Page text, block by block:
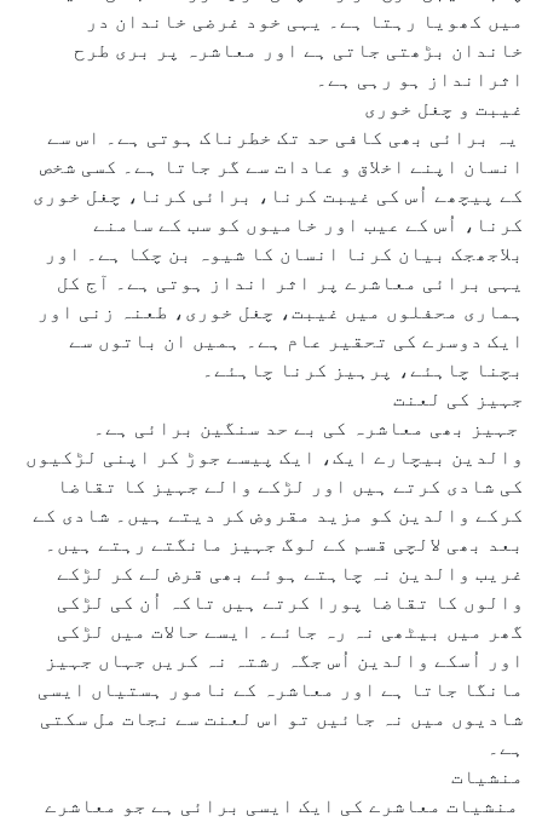
میں کھویا رہتا ہے۔ یہی خود غرضی خاندان در
خاندان بڑھتی جاتی ہے اور معاشرہ پر بری طرح
اثرانداز ہو رہی ہے۔
غیبت و چغل خوری
یہ برائی بھی کافی حد تک خطرناک ہوتی ہے۔ اس سے
انسان اپنے اخلاق و عادات سے گر جاتا ہے۔ کسی شخص
کے پیچھے اُس کی غیبت کرنا، برائی کرنا، چغل خوری
کرنا، اُس کے عیب اور خامیوں کو سب کے سامنے
بلاجھجک بیان کرنا انسان کا شیوہ بن چکا ہے۔ اور
یہی برائی معاشرے پر اثر انداز ہوتی ہے۔ آج کل
ہماری محفلوں میں غیبت، چغل خوری، طعنہ زنی اور
ایک دوسرے کی تحقیر عام ہے۔ ہمیں ان باتوں سے
بچنا چاہئے، پرہیز کرنا چاہئے۔
جہیز کی لعنت
جہیز بھی معاشرہ کی بے حد سنگین برائی ہے۔
والدین بیچارے ایک، ایک پیسے جوڑ کر اپنی لڑکیوں
کی شادی کرتے ہیں اور لڑکے والے جہیز کا تقاضا
کرکے والدین کو مزید مقروض کر دیتے ہیں۔ شادی کے
بعد بھی لالچی قسم کے لوگ جہیز مانگتے رہتے ہیں۔
غریب والدین نہ چاہتے ہوئے بھی قرض لے کر لڑکے
والوں کا تقاضا پورا کرتے ہیں تاکہ اُن کی لڑکی
گھر میں بیٹھی نہ رہ جائے۔ ایسے حالات میں لڑکی
اور اُسکے والدین اُس جگہ رشتہ نہ کریں جہاں جہیز
مانگا جاتا ہے اور معاشرہ کے نامور ہستیاں ایسی
شادیوں میں نہ جائیں تو اس لعنت سے نجات مل سکتی
ہے۔
منشیات
منشیات معاشرے کی ایک ایسی برائی ہے جو معاشرے